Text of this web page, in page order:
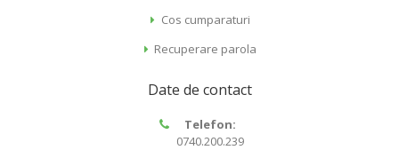
Cos cumparaturi
Recuperare parola
Date de contact
Telefon:
0740.200.239